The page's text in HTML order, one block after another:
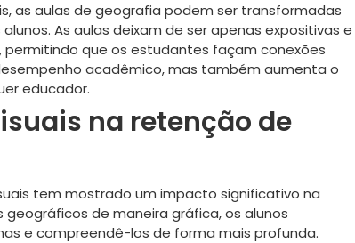
as aulas de geografia podem ser transformadas
As aulas deixam de ser apenas expositivas e
que os estudantes façam conexões
acadêmico, mas também aumenta o
educador.
na retenção de
tem mostrado um impacto significativo na
de maneira gráfica, os alunos
e compreendê-los de forma mais profunda.